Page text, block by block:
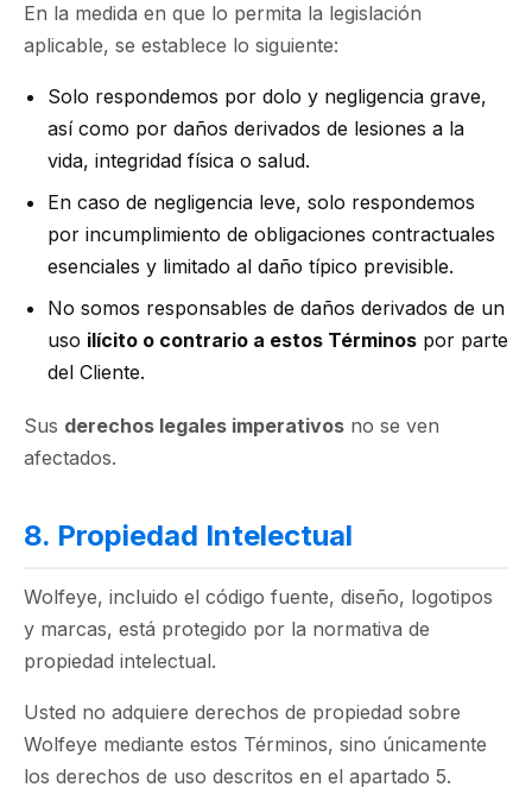
En la medida en que lo permita la legislación
aplicable, se establece lo siguiente:
Solo respondemos por dolo y negligencia grave,
así como por daños derivados de lesiones a la
vida, integridad física o salud.
En caso de negligencia leve, solo respondemos
por incumplimiento de obligaciones contractuales
esenciales y limitado al daño típico previsible.
No somos responsables de daños derivados de un
uso ilícito o contrario a estos Términos por parte
del Cliente.
Sus derechos legales imperativos no se ven
afectados.
8. Propiedad Intelectual
Wolfeye, incluido el código fuente, diseño, logotipos
y marcas, está protegido por la normativa de
propiedad intelectual.
Usted no adquiere derechos de propiedad sobre
Wolfeye mediante estos Términos, sino únicamente
los derechos de uso descritos en el apartado 5.